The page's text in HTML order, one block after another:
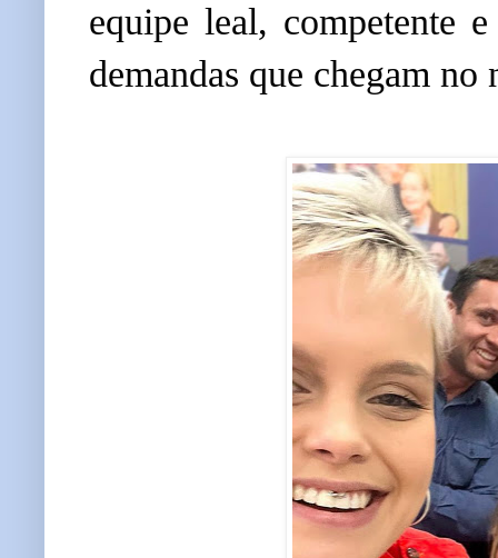
equipe leal, competente
demandas que chegam no